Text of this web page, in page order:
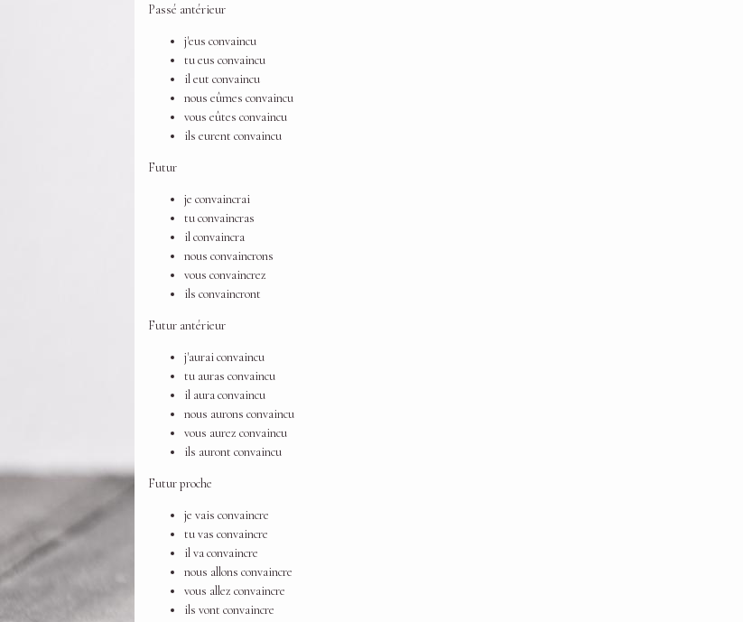
Passé antérieur
j'eus convaincu
tu eus convaincu
il eut convaincu
nous eûmes convaincu
vous eûtes convaincu
ils eurent convaincu
Futur
je convaincrai
tu convaincras
il convaincra
nous convaincrons
vous convaincrez
ils convaincront
Futur antérieur
j'aurai convaincu
tu auras convaincu
il aura convaincu
nous aurons convaincu
vous aurez convaincu
ils auront convaincu
Futur proche
je vais convaincre
tu vas convaincre
il va convaincre
nous allons convaincre
vous allez convaincre
ils vont convaincre